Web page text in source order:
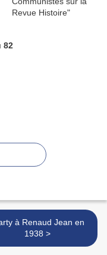
82
à Renaud Jean en
1938 >